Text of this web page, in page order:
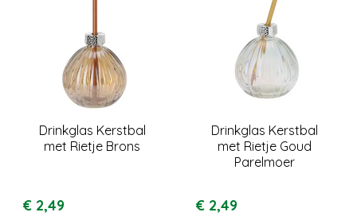
Drinkglas Kerstbal
met Rietje Brons
€ 2,49
Drinkglas Kerstbal
met Rietje Goud
Parelmoer
€ 2,49